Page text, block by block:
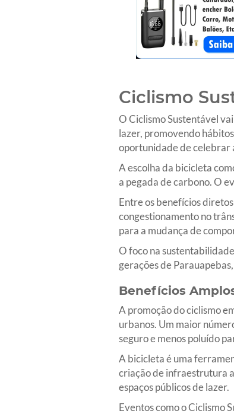
Ciclismo
O Ciclismo Sustentável
lazer, promovendo
oportunidade de celebrar
A escolha da bicicleta
a pegada de carbono. O
Entre os benefícios
congestionamento no
para a mudança de
O foco na
gerações de
Benefícios
A promoção do ciclismo
urbanos. Um maior
seguro e menos poluído
A bicicleta é uma
criação de infraestrutura
espaços públicos de lazer.
Eventos como o Ciclismo